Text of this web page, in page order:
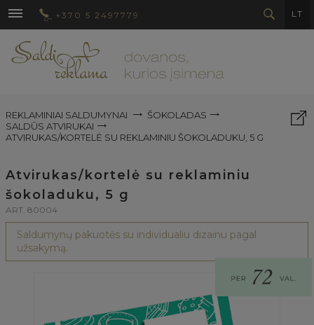
+370 5 2497779 LT
REKLAMINIAI SALDUMYNAI
ŠOKOLADAS
SALDŪS ATVIRUKAI
ATVIRUKAS/KORTELĖ SU REKLAMINIU ŠOKOLADUKU, 5 G
Atvirukas/kortelė su reklaminiu
šokoladuku, 5 g
ART. 80004
Saldumynų pakuotės su individualiu dizainu pagal
užsakymą.